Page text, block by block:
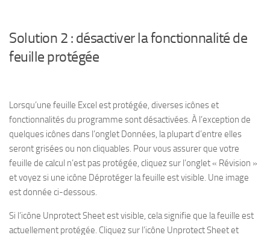
Solution 2 : désactiver la fonctionnalité de
feuille protégée
Lorsqu’une feuille Excel est protégée, diverses icônes et
fonctionnalités du programme sont désactivées. À l’exception de
quelques icônes dans l’onglet Données, la plupart d’entre elles
seront grisées ou non cliquables. Pour vous assurer que votre
feuille de calcul n’est pas protégée, cliquez sur l’onglet « Révision »
et voyez si une icône Déprotéger la feuille est visible. Une image
est donnée ci-dessous.
Si l’icône Unprotect Sheet est visible, cela signifie que la feuille est
actuellement protégée. Cliquez sur l’icône Unprotect Sheet et